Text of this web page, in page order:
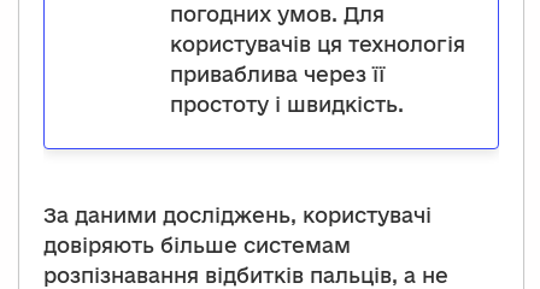
погодних умов. Для
користувачів ця технологія
приваблива через її
простоту і швидкість.
За даними досліджень, користувачі
довіряють більше системам
розпізнавання відбитків пальців, а не